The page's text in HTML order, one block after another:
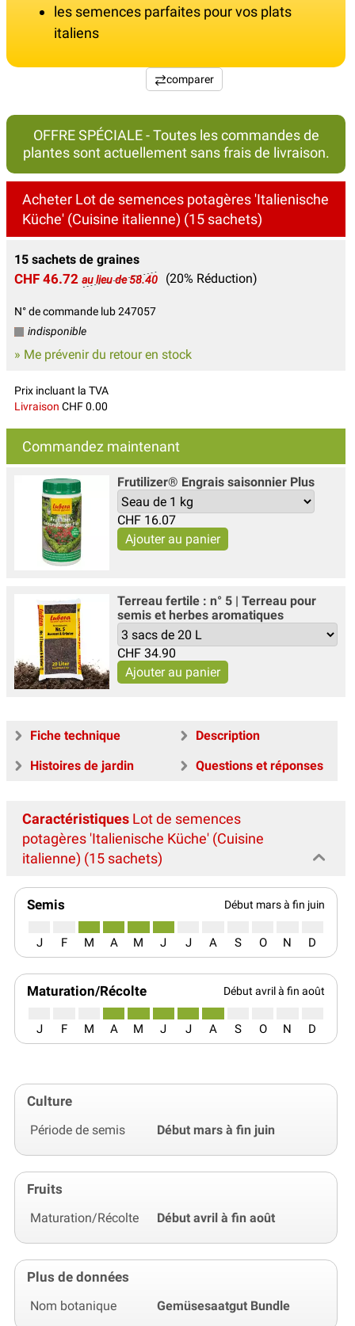
les semences parfaites pour vos plats
italiens
comparer
OFFRE SPÉCIALE - Toutes les commandes de
plantes sont actuellement sans frais de livraison.
Acheter Lot de semences potagères 'Italienische
Küche' (Cuisine italienne) (15 sachets)
15 sachets de graines
CHF 46.72 au lieu de 58.40 (20% Réduction)
N° de commande lub 247057
indisponible
» Me prévenir du retour en stock
Prix incluant la TVA
Livraison CHF 0.00
Commandez maintenant
Frutilizer® Engrais saisonnier Plus
CHF 16.07
Terreau fertile : n° 5 | Terreau pour
semis et herbes aromatiques
CHF 34.90
Fiche technique
Description
Histoires de jardin
Questions et réponses
Caractéristiques Lot de semences
potagères 'Italienische Küche' (Cuisine
italienne) (15 sachets)
Semis Début mars à fin juin
J F M A M J J A S O N D
Maturation/Récolte Début avril à fin août
J F M A M J J A S O N D
Culture
Période de semis Début mars à fin juin
Fruits
Maturation/Récolte Début avril à fin août
Plus de données
Nom botanique Gemüsesaatgut Bundle